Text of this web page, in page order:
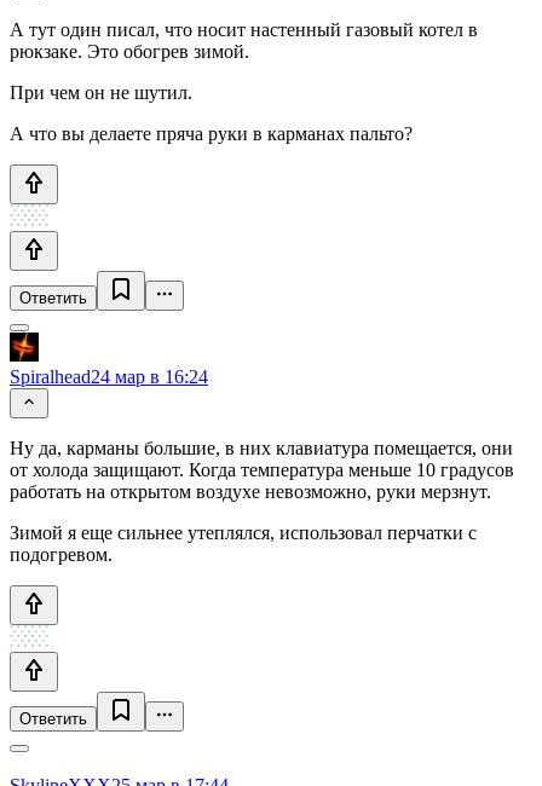
А тут один писал, что носит настенный газовый котел в
рюкзаке. Это обогрев зимой.
При чем он не шутил.
А что вы делаете пряча руки в карманах пальто?
Ответить
Spiralhead24 мар в 16:24
Ну да, карманы большие, в них клавиатура помещается, они
от холода защищают. Когда температура меньше 10 градусов
работать на открытом воздухе невозможно, руки мерзнут.
Зимой я еще сильнее утеплялся, использовал перчатки с
подогревом.
Ответить